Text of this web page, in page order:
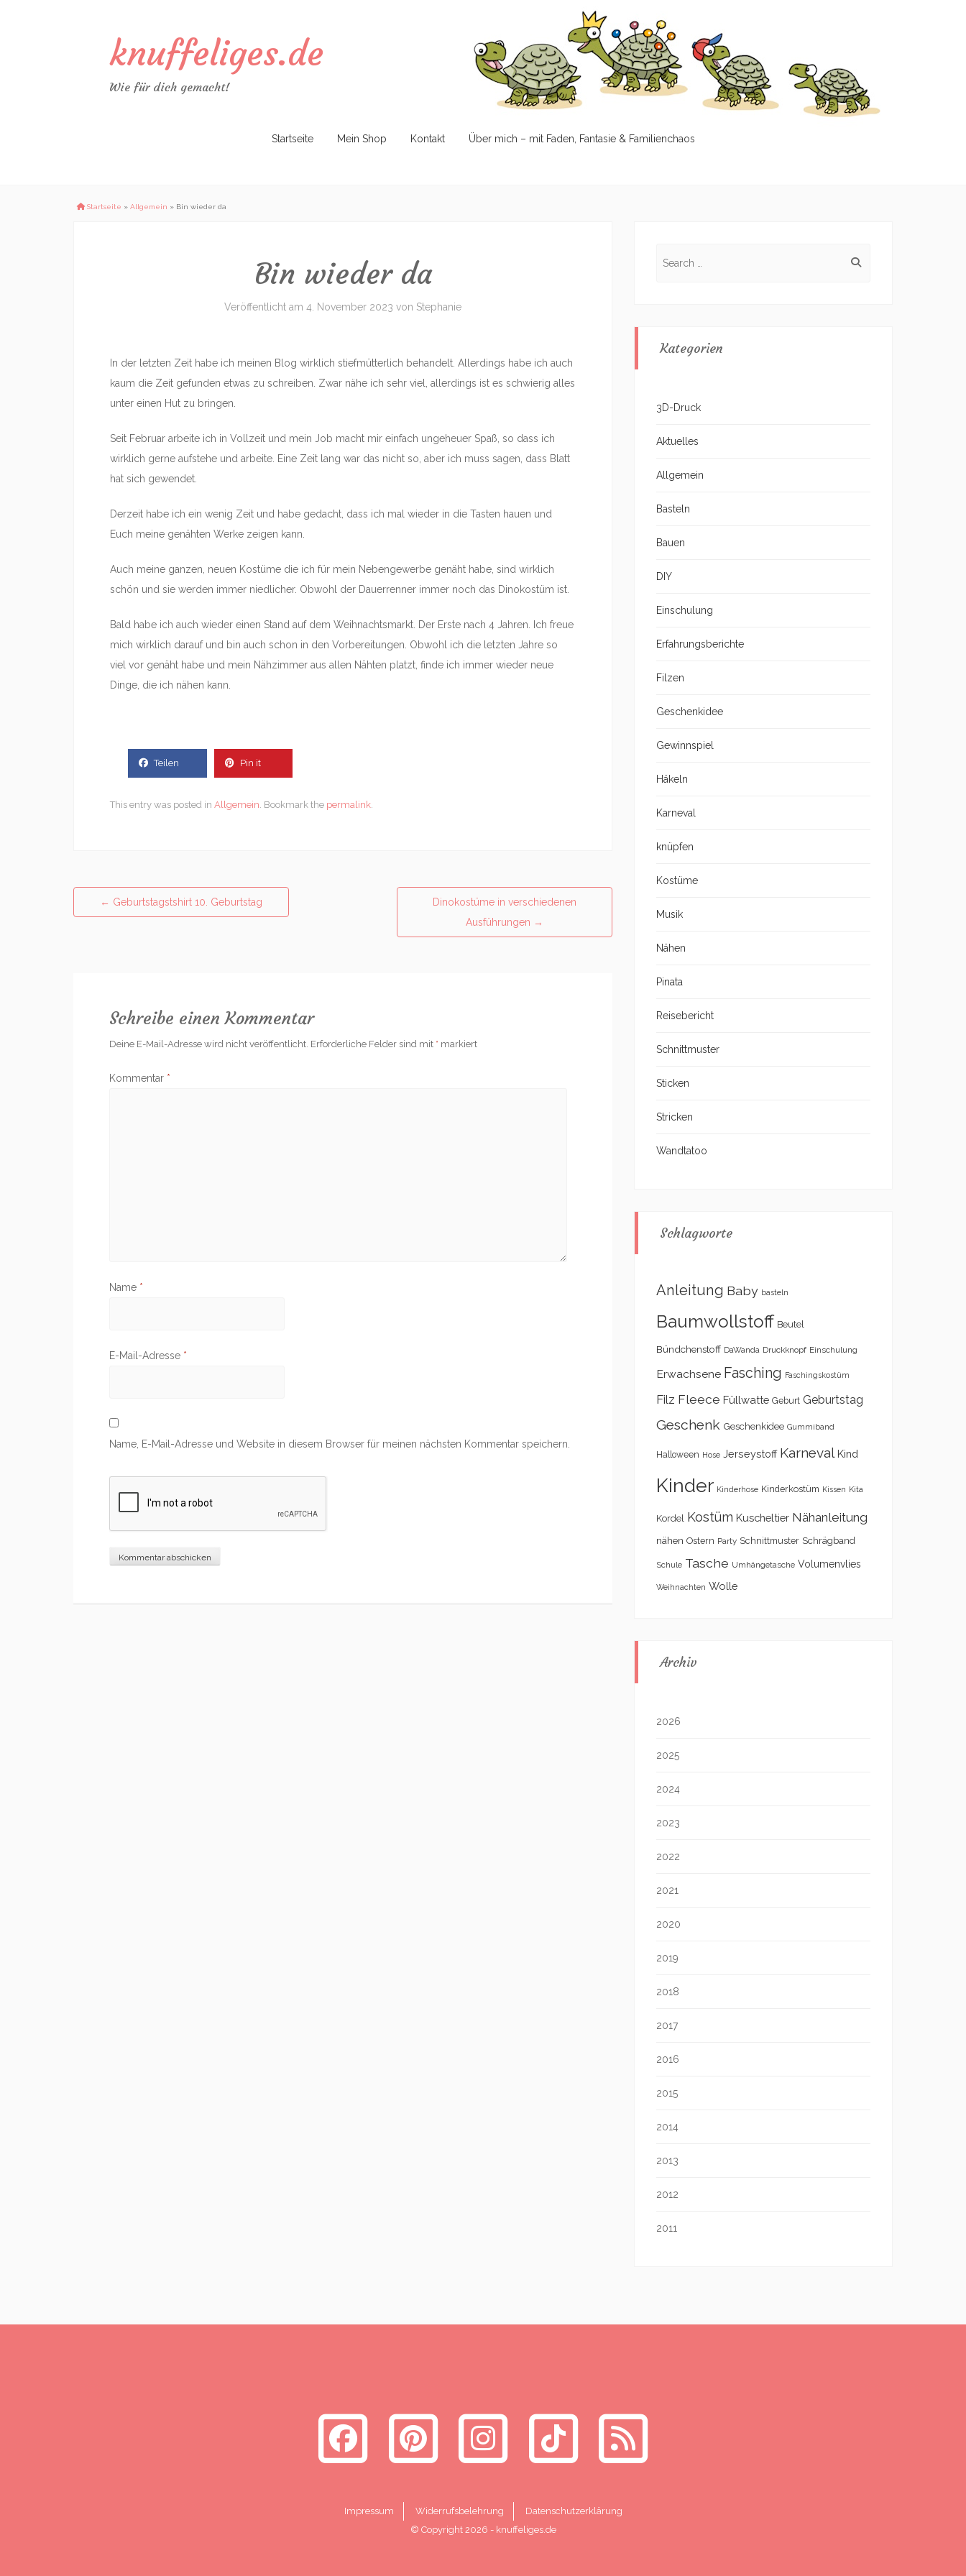
knuffeliges.de
Wie für dich gemacht!
Startseite Mein Shop Kontakt Über mich – mit Faden, Fantasie & Familienchaos
Startseite » Allgemein » Bin wieder da
Bin wieder da
Veröffentlicht am 4. November 2023 von Stephanie
In der letzten Zeit habe ich meinen Blog wirklich stiefmütterlich behandelt. Allerdings habe ich auch
kaum die Zeit gefunden etwas zu schreiben. Zwar nähe ich sehr viel, allerdings ist es schwierig alles
unter einen Hut zu bringen.
Seit Februar arbeite ich in Vollzeit und mein Job macht mir einfach ungeheuer Spaß, so dass ich
wirklich gerne aufstehe und arbeite. Eine Zeit lang war das nicht so, aber ich muss sagen, dass Blatt
hat sich gewendet.
Derzeit habe ich ein wenig Zeit und habe gedacht, dass ich mal wieder in die Tasten hauen und
Euch meine genähten Werke zeigen kann.
Auch meine ganzen, neuen Kostüme die ich für mein Nebengewerbe genäht habe, sind wirklich
schön und sie werden immer niedlicher. Obwohl der Dauerrenner immer noch das Dinokostüm ist.
Bald habe ich auch wieder einen Stand auf dem Weihnachtsmarkt. Der Erste nach 4 Jahren. Ich freue
mich wirklich darauf und bin auch schon in den Vorbereitungen. Obwohl ich die letzten Jahre so
viel vor genäht habe und mein Nähzimmer aus allen Nähten platzt, finde ich immer wieder neue
Dinge, die ich nähen kann.
Teilen Pin it
This entry was posted in Allgemein. Bookmark the permalink.
Post
navigation
← Geburtstagstshirt 10. Geburtstag
Dinokostüme in verschiedenen
Ausführungen →
Schreibe einen Kommentar
Deine E-Mail-Adresse wird nicht veröffentlicht. Erforderliche Felder sind mit * markiert
Kommentar *
Name *
E-Mail-Adresse *
Name, E-Mail-Adresse und Website in diesem Browser für meinen nächsten Kommentar speichern.
Kategorien
3D-Druck
Aktuelles
Allgemein
Basteln
Bauen
DIY
Einschulung
Erfahrungsberichte
Filzen
Geschenkidee
Gewinnspiel
Häkeln
Karneval
knüpfen
Kostüme
Musik
Nähen
Pinata
Reisebericht
Schnittmuster
Sticken
Stricken
Wandtatoo
Schlagworte
Anleitung Baby basteln
Baumwollstoff Beutel
Bündchenstoff DaWanda Druckknopf Einschulung
Erwachsene Fasching Faschingskostüm
Filz Fleece Füllwatte Geburt Geburtstag
Geschenk Geschenkidee Gummiband
Halloween Hose Jerseystoff Karneval Kind
Kinder Kinderhose Kinderkostüm Kissen Kita
Kordel Kostüm Kuscheltier Nähanleitung
nähen Ostern Party Schnittmuster Schrägband
Schule Tasche Umhängetasche Volumenvlies
Weihnachten Wolle
Archiv
2026
2025
2024
2023
2022
2021
2020
2019
2018
2017
2016
2015
2014
2013
2012
2011
Impressum Widerrufsbelehrung
Datenschutzerklärung
© Copyright 2026 - knuffeliges.de